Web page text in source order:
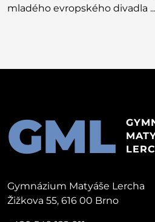
mladého evropského divadla ...
GML
Gymnázium Matyáše Lercha
Žižkova 55, 616 00 Brno